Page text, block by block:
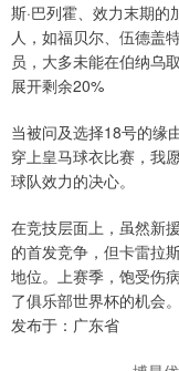
斯·巴列霍、效力末期的
人，如福贝尔、伍德盖
员，大多未能在伯纳乌
展开剩余20%
当被问及选择18号的缘
穿上皇马球衣比赛，我
球队效力的决心。
在竞技层面上，虽然新
的首发竞争，但卡雷拉
地位。上赛季，饱受伤
了俱乐部世界杯的机会。
发布于：广东省